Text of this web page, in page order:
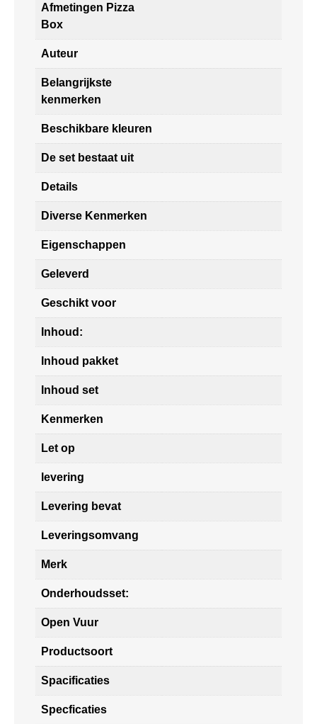
Afmetingen Pizza
Box
Auteur
Belangrijkste
kenmerken
Beschikbare kleuren
De set bestaat uit
Details
Diverse Kenmerken
Eigenschappen
Geleverd
Geschikt voor
Inhoud:
Inhoud pakket
Inhoud set
Kenmerken
Let op
levering
Levering bevat
Leveringsomvang
Merk
Onderhoudsset:
Open Vuur
Productsoort
Spacificaties
Specficaties